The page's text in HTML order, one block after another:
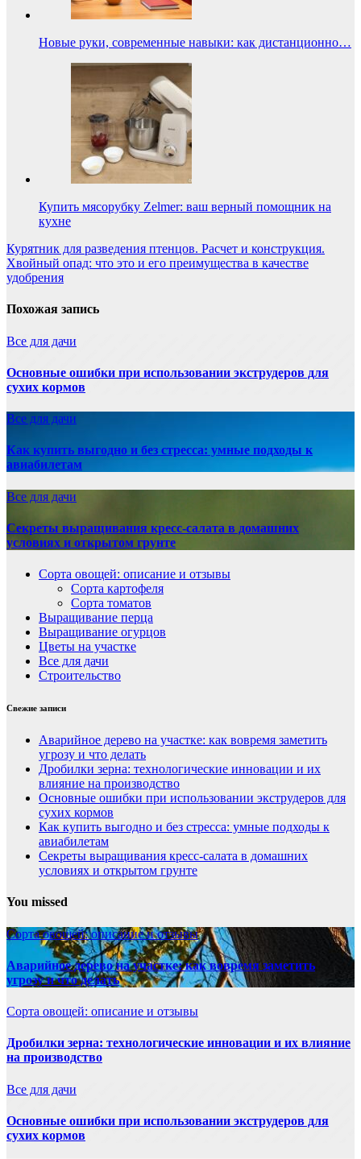
Новые руки, современные навыки: как дистанционно…
Купить мясорубку Zelmer: ваш верный помощник на
кухне
Навигация
по
Курятник для разведения птенцов. Расчет и конструкция.
Хвойный опад: что это и его преимущества в качестве
удобрения
Похожая запись
Все для дачи
Основные ошибки при использовании экструдеров для
сухих кормов
Все для дачи
Как купить выгодно и без стресса: умные подходы к
авиабилетам
Все для дачи
Секреты выращивания кресс-салата в домашних
условиях и открытом грунте
Сорта овощей: описание и отзывы
Сорта картофеля
Сорта томатов
Выращивание перца
Выращивание огурцов
Цветы на участке
Все для дачи
Строительство
Свежие записи
Аварийное дерево на участке: как вовремя заметить
угрозу и что делать
Дробилки зерна: технологические инновации и их
влияние на производство
Основные ошибки при использовании экструдеров для
сухих кормов
Как купить выгодно и без стресса: умные подходы к
авиабилетам
Секреты выращивания кресс-салата в домашних
условиях и открытом грунте
You missed
Сорта овощей: описание и отзывы
Аварийное дерево на участке: как вовремя заметить
угрозу и что делать
Сорта овощей: описание и отзывы
Дробилки зерна: технологические инновации и их влияние
на производство
Все для дачи
Основные ошибки при использовании экструдеров для
сухих кормов